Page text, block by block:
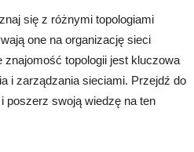
się z różnymi topologiami
one na organizację sieci
topologii jest kluczowa
i zarządzania sieciami. Przejdź do
poszerz swoją wiedzę na ten